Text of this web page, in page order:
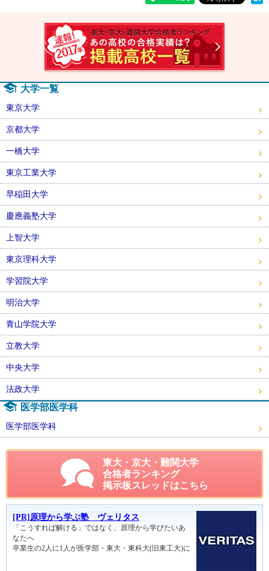
大学一覧
東京大学
京都大学
一橋大学
東京工業大学
早稲田大学
慶應義塾大学
上智大学
東京理科大学
学習院大学
明治大学
青山学院大学
立教大学
中央大学
法政大学
医学部医学科
医学部医学科
東大・京大・難関大学
合格者ランキング
掲示板スレッドはこちら